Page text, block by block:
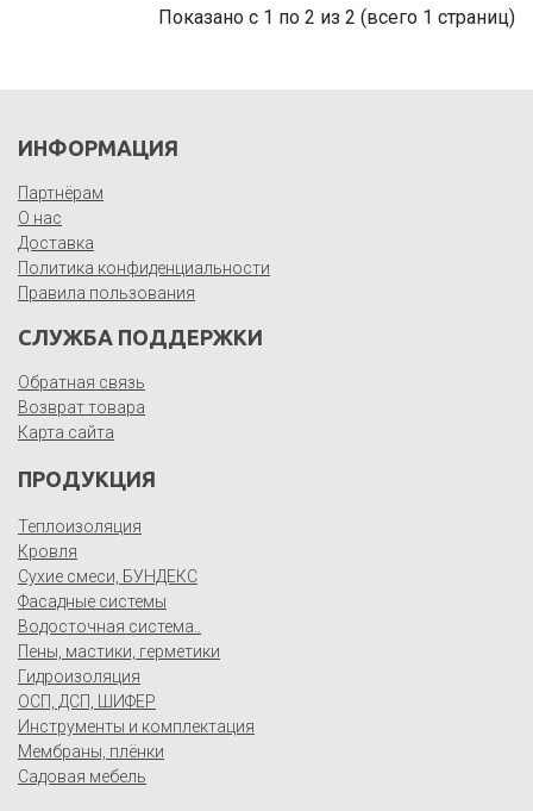
Показано с 1 по 2 из 2 (всего 1 страниц)
ИНФОРМАЦИЯ
Партнёрам
О нас
Доставка
Политика конфиденциальности
Правила пользования
СЛУЖБА ПОДДЕРЖКИ
Обратная связь
Возврат товара
Карта сайта
ПРОДУКЦИЯ
Теплоизоляция
Кровля
Сухие смеси, БУНДЕКС
Фасадные системы
Водосточная система..
Пены, мастики, герметики
Гидроизоляция
ОСП, ДСП, ШИФЕР
Инструменты и комплектация
Мембраны, плёнки
Садовая мебель